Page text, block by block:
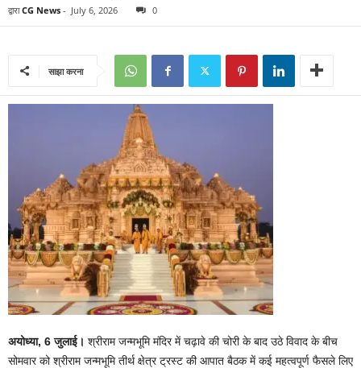
द्वारा CG News - July 6, 2026 0
साझा करना
अयोध्या, 6 जुलाई। श्रीराम जन्मभूमि मंदिर में चढ़ावे की चोरी के बाद उठे विवाद के बीच
सोमवार को श्रीराम जन्मभूमि तीर्थ क्षेत्र ट्रस्ट की आपात बैठक में कई महत्वपूर्ण फैसले लिए